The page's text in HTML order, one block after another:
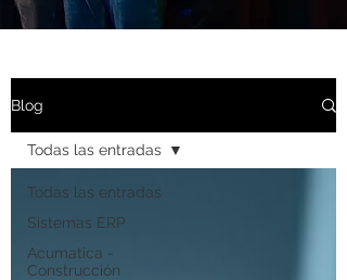
Blog
Todas las entradas
Sistemas ERP
Acumatica -
Construcción
Todas las entradas